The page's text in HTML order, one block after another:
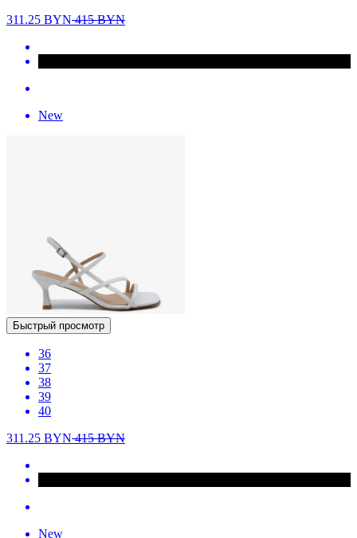
311.25 BYN415BYN
New
Быстрый просмотр
36
37
38
39
40
311.25 BYN415BYN
New